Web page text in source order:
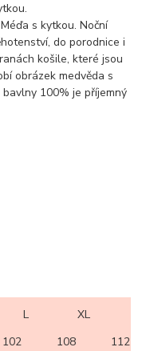
s kytkou. Noční
do porodnice i
košile, které jsou
obrázek medvěda s
100% je příjemný
L
XL
102 108
112